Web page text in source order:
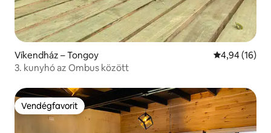
Víkendház – Tongoy Átlagos
4,94 (16)
3. kunyhó az Ombus között
Vendégfavorit
Vendégfavorit